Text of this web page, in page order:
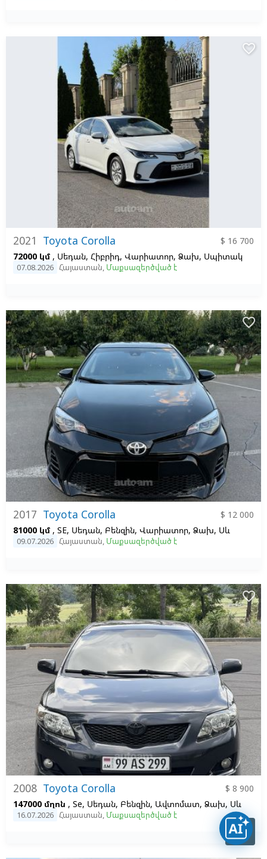

2021 Toyota Corolla
$ 16 700
72000 կմ , Սեդան, Հիբրիդ, Վարիատոր, Ձախ, Սպիտակ
07.08.2026 Հայաստան, Մաքսազերծված է
favorite_border
2017 Toyota Corolla
$ 12 000
81000 կմ , SE, Սեդան, Բենզին, Վարիատոր, Ձախ, Սև
09.07.2026 Հայաստան, Մաքսազերծված է
favorite_border
2008 Toyota Corolla
$ 8 900
147000 մղոն , Se, Սեդան, Բենզին, Ավտոմատ, Ձախ, Սև
16.07.2026 Հայաստան, Մաքսազերծված է
favorite_border